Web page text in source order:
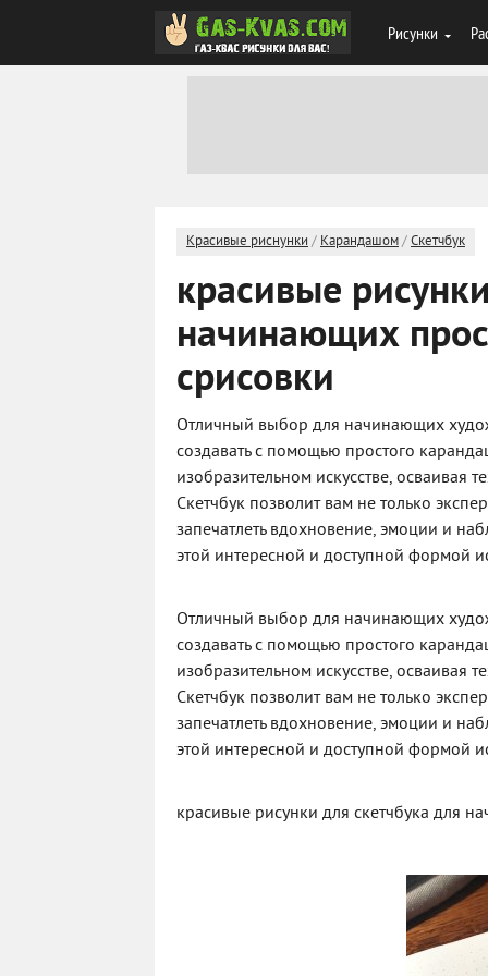
Рисунки
Красивые риснунки / Карандашом/Скетчбук
красивые
начинающих
срисовки
Отличный выбор для начинающих
создавать с помощью простого
изобразительном искусстве,
Скетчбук позволит вам не только
запечатлеть вдохновение, эмоции и
этой интересной и доступной формой
Отличный выбор для начинающих
создавать с помощью простого
изобразительном искусстве,
Скетчбук позволит вам не только
запечатлеть вдохновение, эмоции и
этой интересной и доступной формой
красивые рисунки для скетчбука для